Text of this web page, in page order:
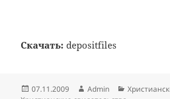
Скачать: depositfiles
Опубликовано
07.11.2009 Автор
Admin Рубрики